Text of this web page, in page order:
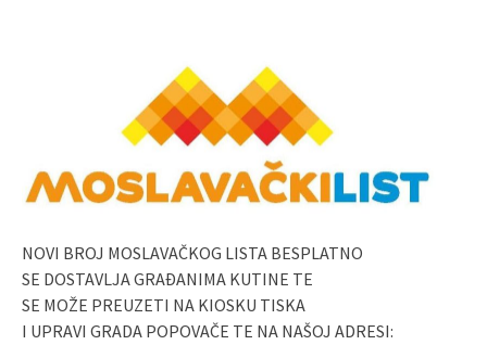
NOVI BROJ MOSLAVAČKOG LISTA BESPLATNO
SE DOSTAVLJA GRAĐANIMA KUTINE TE
SE MOŽE PREUZETI NA KIOSKU TISKA
I UPRAVI GRADA POPOVAČE TE NA NAŠOJ ADRESI: